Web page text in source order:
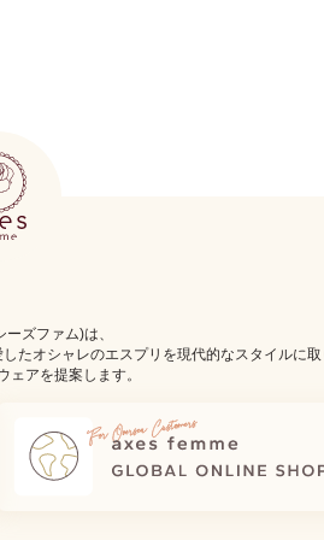
ズファム)は、
たオシャレのエスプリを現代的なスタイルに取
ェアを提案します。